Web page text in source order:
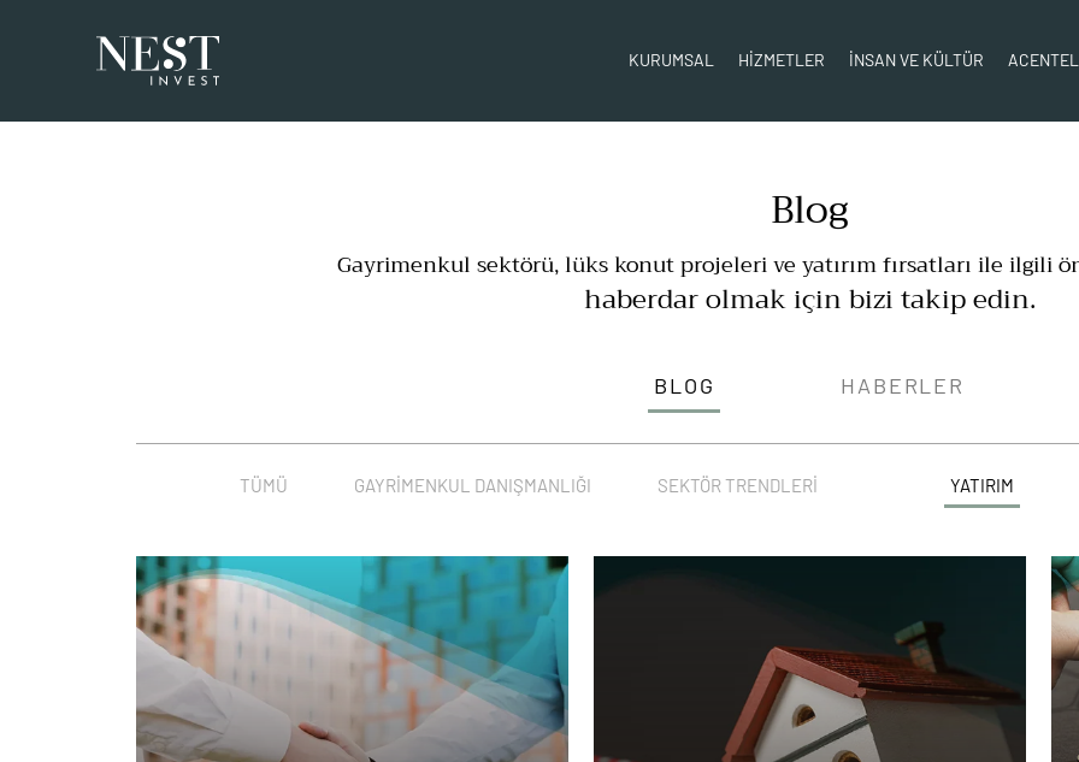
KURUMSAL HİZMETLER İNSAN VE KÜLTÜR
Blog
Gayrimenkul sektörü, lüks konut projeleri ve yatırım fırsatları ile ilgili
haberdar olmak için bizi takip edin.
BLOG HABERLER
TÜMÜ GAYRIMENKUL DANIŞMANLIĞI SEKTÖR TRENDLERI YATIRIM